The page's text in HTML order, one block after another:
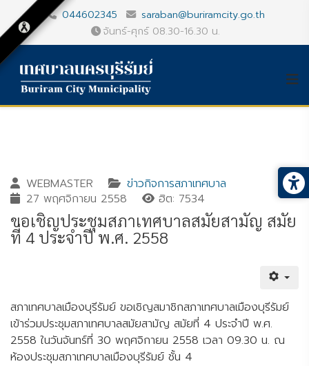
044602345
saraban@buriramcity.go.th
จันทร์-ศุกร์ 08.30-16.30 น.
WEBMASTER
ข่าวกิจการสภาเทศบาล
27 พฤศจิกายน 2558
ฮิต: 7534
ขอเชิญประชุมสภาเทศบาลสมัยสามัญ สมัย
ที่ 4 ประจำปี พ.ศ. 2558
สภาเทศบาลเมืองบุรีรัมย์ ขอเชิญสมาชิกสภาเทศบาลเมืองบุรีรัมย์
เข้าร่วมประชุมสภาเทศบาลสมัยสามัญ สมัยที่ 4 ประจำปี พ.ศ.
2558 ในวันจันทร์ที่ 30 พฤศจิกายน 2558 เวลา 09.30 น. ณ
ห้องประชุมสภาเทศบาลเมืองบุรีรัมย์ ชั้น 4